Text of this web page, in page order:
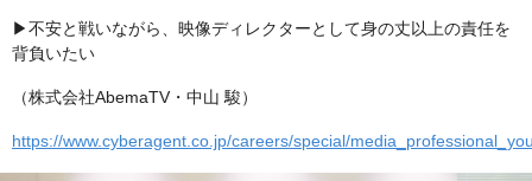
▶︎不安と戦いながら、映像ディレクターとして身の丈以上の責任を
背負いたい
（株式会社AbemaTV・中山 駿）
https://www.cyberagent.co.jp/careers/special/